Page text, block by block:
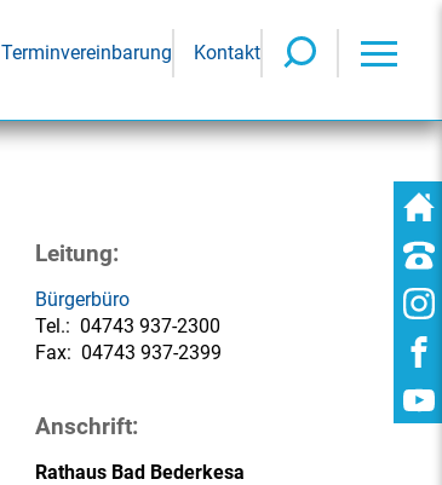
Terminvereinbarung Kontakt
Leitung:
Bürgerbüro
Tel.: 04743 937-2300
Fax: 04743 937-2399
Anschrift:
Rathaus Bad Bederkesa